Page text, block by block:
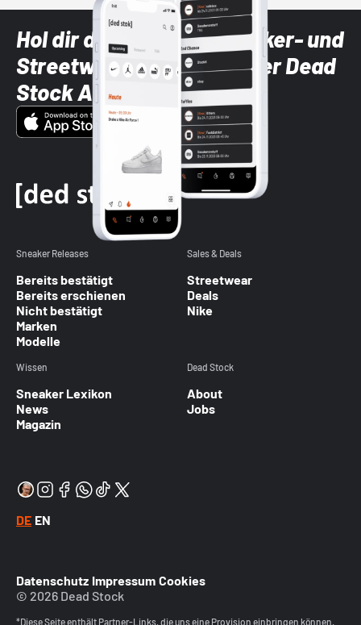
Hol dir die neuesten Sneaker- und
Streetwear-Brands mit der Dead
Stock App
Sneaker Releases
Bereits bestätigt
Bereits erschienen
Nicht bestätigt
Marken
Modelle
Sales & Deals
Streetwear
Deals
Nike
Wissen
Sneaker Lexikon
News
Magazin
Dead Stock
About
Jobs
DE EN
Datenschutz Impressum Cookies
© 2026 Dead Stock
*Diese Seite enthält Partner-Links, die uns eine Provision einbringen können.